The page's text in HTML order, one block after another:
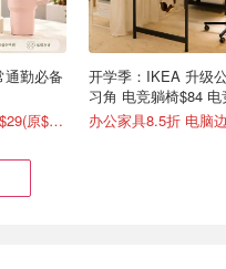
通勤必备
5.5折！金珊瑚色$29(原$52)
开学季：IKEA 升级
习角 电竞躺椅$84 电
$339